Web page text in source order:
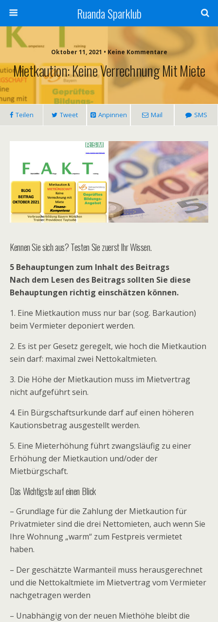
Ruanda Sparklub
Oktober 11, 2021 • Keine Kommentare
Mietkaution: Keine Verrechnung Mit Miete
Teilen Tweet Anpinnen Mail SMS
Kennen Sie sich aus? Testen Sie zuerst Ihr Wissen.
5 Behauptungen zum Inhalt des Beitrags
Nach dem Lesen des Beitrags sollten Sie diese
Behauptungen richtig einschätzen können.
1. Eine Mietkaution muss nur bar (sog. Barkaution)
beim Vermieter deponiert werden.
2. Es ist per Gesetz geregelt, wie hoch die Mietkaution
sein darf: maximal zwei Nettokaltmieten.
3. Die Höhe der Mietkaution muss im Mietvertrag
nicht aufgeführt sein.
4. Ein Bürgschaftsurkunde darf auf einen höheren
Kautionsbetrag ausgestellt werden.
5. Eine Mieterhöhung führt zwangsläufig zu einer
Erhöhung der Mietkaution und/oder der
Mietbürgschaft.
Das Wichtigste auf einen Blick
– Grundlage für die Zahlung der Mietkaution für
Privatmieter sind die drei Nettomieten, auch wenn Sie
Ihre Wohnung „warm“ zum Festpreis vermietet
haben.
– Der geschätzte Warmanteil muss herausgerechnet
und die Nettokaltmiete im Mietvertrag vom Vermieter
nachgetragen werden
– Unabhängig von der neuen Miethöhe bleibt die